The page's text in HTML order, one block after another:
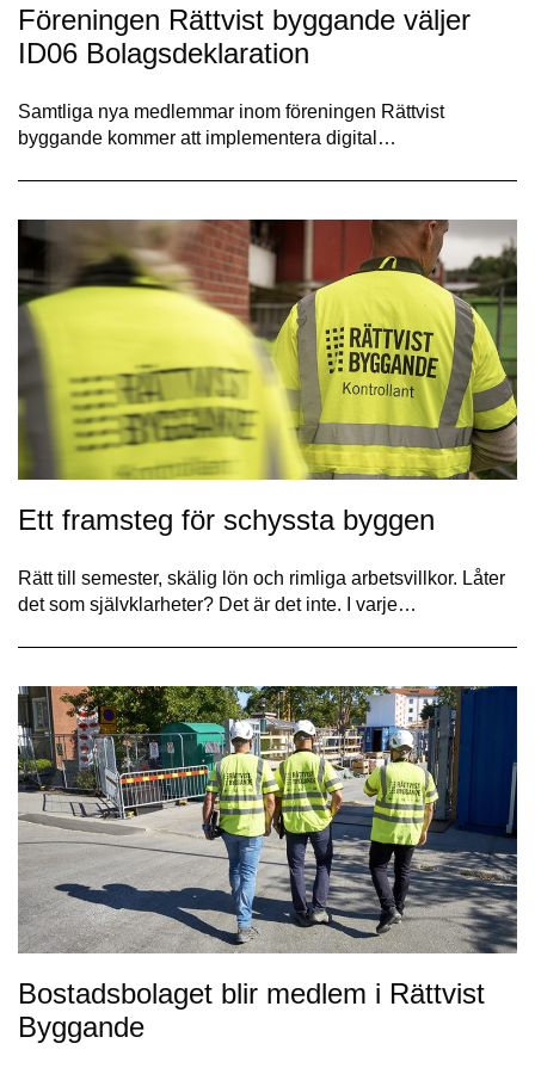
Föreningen Rättvist byggande väljer
ID06 Bolagsdeklaration
Samtliga nya medlemmar inom föreningen Rättvist
byggande kommer att implementera digital…
Ett framsteg för schyssta byggen
Rätt till semester, skälig lön och rimliga arbetsvillkor. Låter
det som självklarheter? Det är det inte. I varje…
Bostadsbolaget blir medlem i Rättvist
Byggande